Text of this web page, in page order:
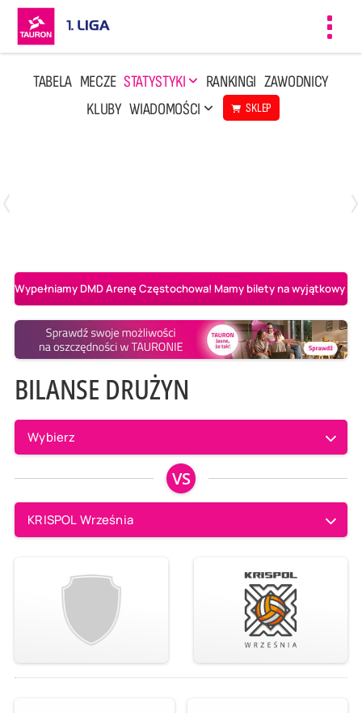
TABELA MECZE STATYSTYKI RANKINGI ZAWODNICY
KLUBY WIADOMOŚCI SKLEP
Wypełniamy DMD Arenę Częstochowa! Mamy bilety na wyjątkowy
BILANSE DRUŻYN
Wybierz
VS
KRISPOL Września